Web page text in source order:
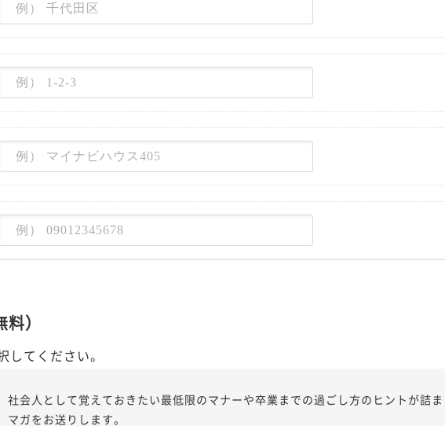
）
してください。
社会人として覚えておきたい最低限のマナーや卒業までの過ごし方のヒントが詰
マガをお送りします。